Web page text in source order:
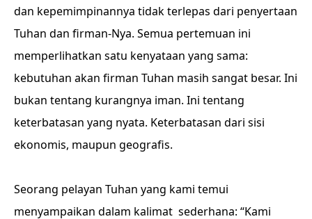
dan kepemimpinannya tidak terlepas dari penyertaan
Tuhan dan firman-Nya. Semua pertemuan ini
memperlihatkan satu kenyataan yang sama:
kebutuhan akan firman Tuhan masih sangat besar. Ini
bukan tentang kurangnya iman. Ini tentang
keterbatasan yang nyata. Keterbatasan dari sisi
ekonomis, maupun geografis.
Seorang pelayan Tuhan yang kami temui
menyampaikan dalam kalimat sederhana: “Kami